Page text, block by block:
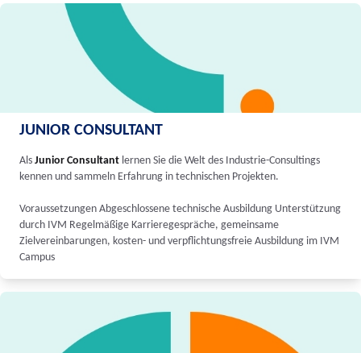
JUNIOR CONSULTANT
Als Junior Consultant lernen Sie die Welt des Industrie-Consultings
kennen und sammeln Erfahrung in technischen Projekten.
Voraussetzungen Abgeschlossene technische Ausbildung Unterstützung
durch IVM Regelmäßige Karrieregespräche, gemeinsame
Zielvereinbarungen, kosten- und verpflichtungsfreie Ausbildung im IVM
Campus